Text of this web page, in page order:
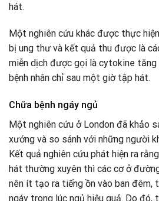
hát.
Một nghiên cứu khác được thực
bị ung thư và kết quả thu được là
miễn dịch được gọi là cytokine
bệnh nhân chỉ sau một giờ tập hát.
Chữa bệnh ngáy ngủ
Một nghiên cứu ở London đã khảo
xướng và so sánh với những người
Kết quả nghiên cứu phát hiện ra
hát thường xuyên thì các cơ ở
nên ít tạo ra tiếng ồn vào ban đêm,
ngáy trong lúc ngủ hiệu quả. Do đó,